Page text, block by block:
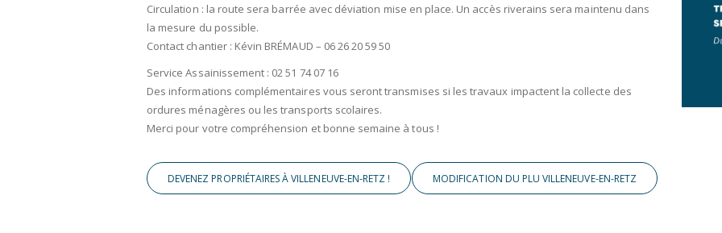
Circulation : la route sera barrée avec déviation mise en place. Un accès riverains sera maintenu dans
la mesure du possible.
Contact chantier : Kévin BRÉMAUD – 06 26 20 59 50
Service Assainissement : 02 51 74 07 16
Des informations complémentaires vous seront transmises si les travaux impactent la collecte des
ordures ménagères ou les transports scolaires.
Merci pour votre compréhension et bonne semaine à tous !
DEVENEZ PROPRIÉTAIRES À VILLENEUVE-EN-RETZ ! MODIFICATION DU PLU VILLENEUVE-EN-RETZ